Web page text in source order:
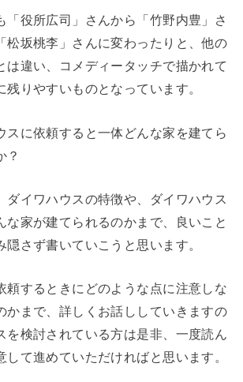
「役所広司」さんから「竹野内豊」さ
松坂桃李」さんに変わったりと、他の
は違い、コメディータッチで描かれて
残りやすいものとなっています。
スに依頼すると一体どんな家を建てら
？
ダイワハウスの特徴や、ダイワハウス
な家が建てられるのかまで、良いこと
隠さず書いていこうと思います。
頼するときにどのような点に注意しな
かまで、詳しくお話ししていきますの
を検討されている方は是非、一度読ん
して進めていただければと思います。